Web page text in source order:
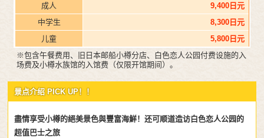
成人
9,400日元
中学生
8,300日元
儿童
5,800日元
※包含午餐费用、旧日本邮船小樽分店、白色恋人公园付费设施的入
场费及小樽水族馆的入馆费（仅限开馆期间）。
景点介绍 PICK UP！！
盡情享受小樽的絕美景色與豐富海鮮！还可顺道造访白色恋人公园的
超值巴士之旅